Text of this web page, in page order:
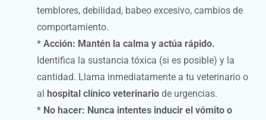
temblores, debilidad, babeo excesivo, cambios de
comportamiento.
*Acción: Mantén la calma y actúa rápido.
Identifica la sustancia tóxica (si es posible) y la
cantidad. Llama inmediatamente a tu veterinario o
alhospital clínico veterinario de urgencias.
* No hacer: Nunca intentes inducir el vómito o